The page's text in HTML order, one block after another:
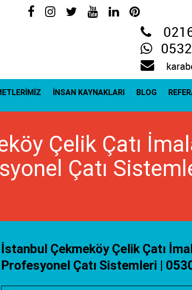
İNSAN KAYNAKLARI BLOG
Çelik Çatı
Çatı
İstanbul Çekmeköy Çelik Çatı
Profesyonel Çatı Sistemleri |